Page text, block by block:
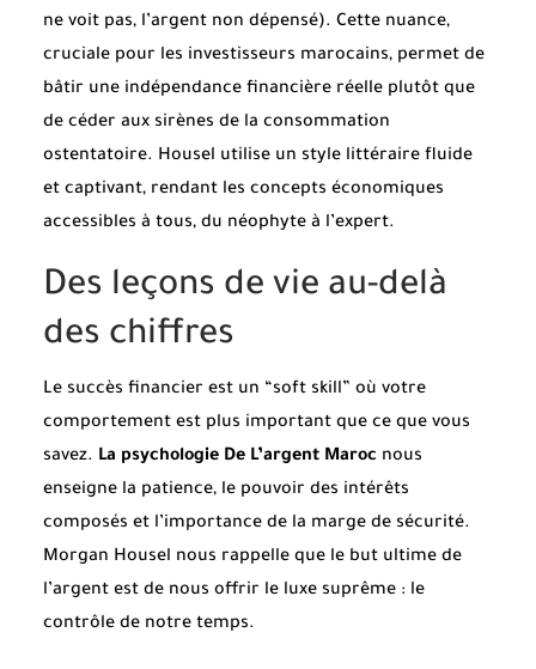
ne voit pas, l’argent non dépensé). Cette nuance,
cruciale pour les investisseurs marocains, permet de
bâtir une indépendance financière réelle plutôt que
de céder aux sirènes de la consommation
ostentatoire. Housel utilise un style littéraire fluide
et captivant, rendant les concepts économiques
accessibles à tous, du néophyte à l’expert.
Des leçons de vie au-delà
des chiffres
Le succès financier est un “soft skill” où votre
comportement est plus important que ce que vous
savez. La psychologie De L’argent Maroc nous
enseigne la patience, le pouvoir des intérêts
composés et l’importance de la marge de sécurité.
Morgan Housel nous rappelle que le but ultime de
l’argent est de nous offrir le luxe suprême : le
contrôle de notre temps.